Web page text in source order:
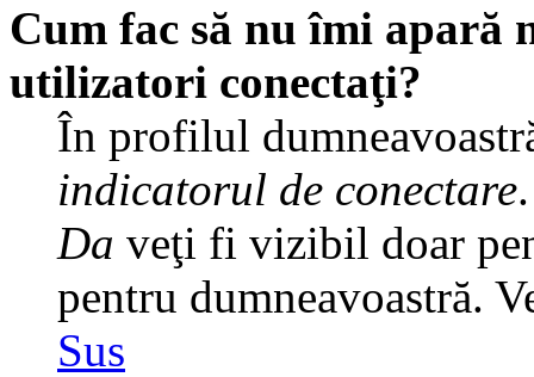
Cum fac să nu îmi apară
utilizatori conectaţi?
În profilul
indicatorul de conectare
Da veţi fi vizibil doar
pentru dumneavoastră.
Sus